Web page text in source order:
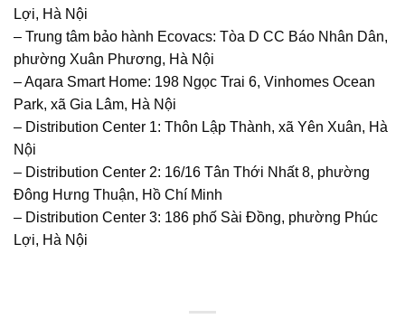
Lợi, Hà Nội
– Trung tâm bảo hành Ecovacs: Tòa D CC Báo Nhân Dân,
phường Xuân Phương, Hà Nội
– Aqara Smart Home: 198 Ngọc Trai 6, Vinhomes Ocean
Park, xã Gia Lâm, Hà Nội
– Distribution Center 1: Thôn Lập Thành, xã Yên Xuân, Hà
Nội
– Distribution Center 2: 16/16 Tân Thới Nhất 8, phường
Đông Hưng Thuận, Hồ Chí Minh
– Distribution Center 3: 186 phố Sài Đồng, phường Phúc
Lợi, Hà Nội